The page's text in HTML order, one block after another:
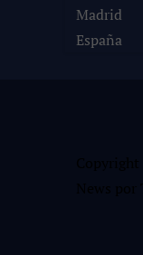
Madrid
España